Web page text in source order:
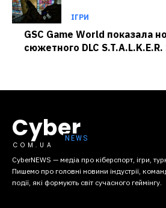
ІГРИ
GSC Game World показала
сюжетного DLC
Cyber
COM.UA
CyberNEWS — медіа про кіберспорт, ігри,
Пишемо про головні новини індустрії,
події, які формують світ сучасного геймінгу.